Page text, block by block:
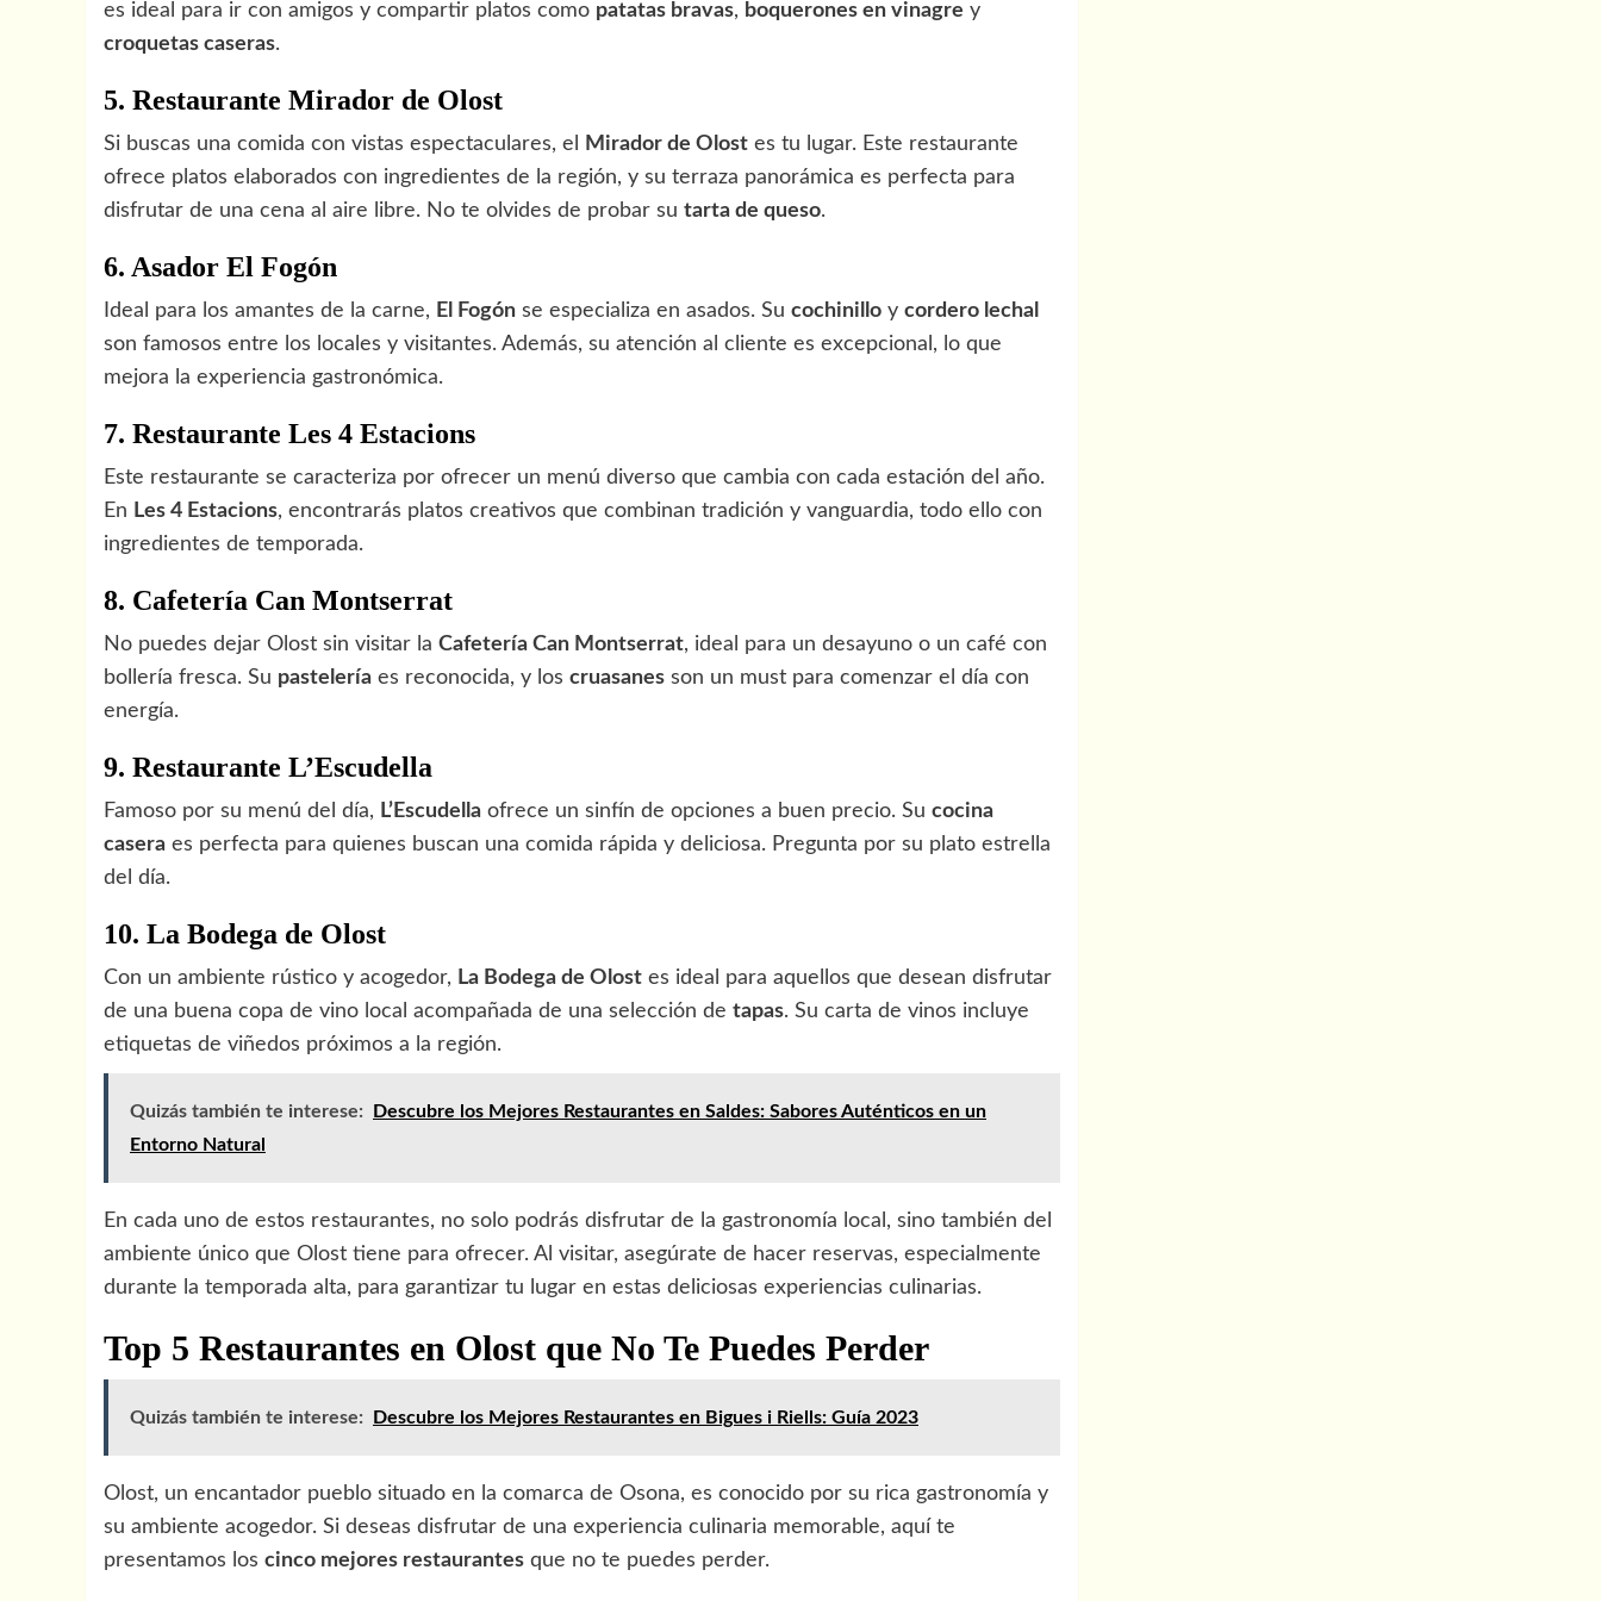
es ideal para ir con amigos y compartir platos como patatas bravas, boquerones en vinagre y
croquetas caseras.
5. Restaurante Mirador de Olost
Si buscas una comida con vistas espectaculares, el Mirador de Olost es tu lugar. Este restaurante
ofrece platos elaborados con ingredientes de la región, y su terraza panorámica es perfecta para
disfrutar de una cena al aire libre. No te olvides de probar su tarta de queso.
6. Asador El Fogón
Ideal para los amantes de la carne, El Fogón se especializa en asados. Su cochinillo y cordero lechal
son famosos entre los locales y visitantes. Además, su atención al cliente es excepcional, lo que
mejora la experiencia gastronómica.
7. Restaurante Les 4 Estacions
Este restaurante se caracteriza por ofrecer un menú diverso que cambia con cada estación del año.
En Les 4 Estacions, encontrarás platos creativos que combinan tradición y vanguardia, todo ello con
ingredientes de temporada.
8. Cafetería Can Montserrat
No puedes dejar Olost sin visitar la Cafetería Can Montserrat, ideal para un desayuno o un café con
bollería fresca. Su pastelería es reconocida, y los cruasanes son un must para comenzar el día con
energía.
9. Restaurante L’Escudella
Famoso por su menú del día, L’Escudella ofrece un sinfín de opciones a buen precio. Su cocina
casera es perfecta para quienes buscan una comida rápida y deliciosa. Pregunta por su plato estrella
del día.
10. La Bodega de Olost
Con un ambiente rústico y acogedor, La Bodega de Olost es ideal para aquellos que desean disfrutar
de una buena copa de vino local acompañada de una selección de tapas. Su carta de vinos incluye
etiquetas de viñedos próximos a la región.
Quizás también te interese:
Descubre los Mejores Restaurantes en Saldes: Sabores Auténticos en un
Entorno Natural
En cada uno de estos restaurantes, no solo podrás disfrutar de la gastronomía local, sino también del
ambiente único que Olost tiene para ofrecer. Al visitar, asegúrate de hacer reservas, especialmente
durante la temporada alta, para garantizar tu lugar en estas deliciosas experiencias culinarias.
Top 5 Restaurantes en Olost que No Te Puedes Perder
Quizás también te interese: Descubre los Mejores Restaurantes en Bigues i Riells: Guía 2023
Olost, un encantador pueblo situado en la comarca de Osona, es conocido por su rica gastronomía y
su ambiente acogedor. Si deseas disfrutar de una experiencia culinaria memorable, aquí te
presentamos los cinco mejores restaurantes que no te puedes perder.